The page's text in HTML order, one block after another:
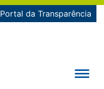
Portal da Transparência